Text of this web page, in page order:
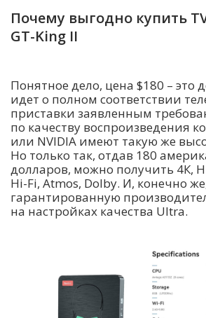
Почему выгодно купить
GT-King II
Понятное дело, цена $180 – это
идет о полном соответствии
приставки заявленным
по качеству воспроизведения
или NVIDIA имеют такую же
Но только так, отдав 180
долларов, можно получить 4К,
Hi-Fi, Atmos, Dolby. И, конечно
гарантированную
на настройках качества Ultra.